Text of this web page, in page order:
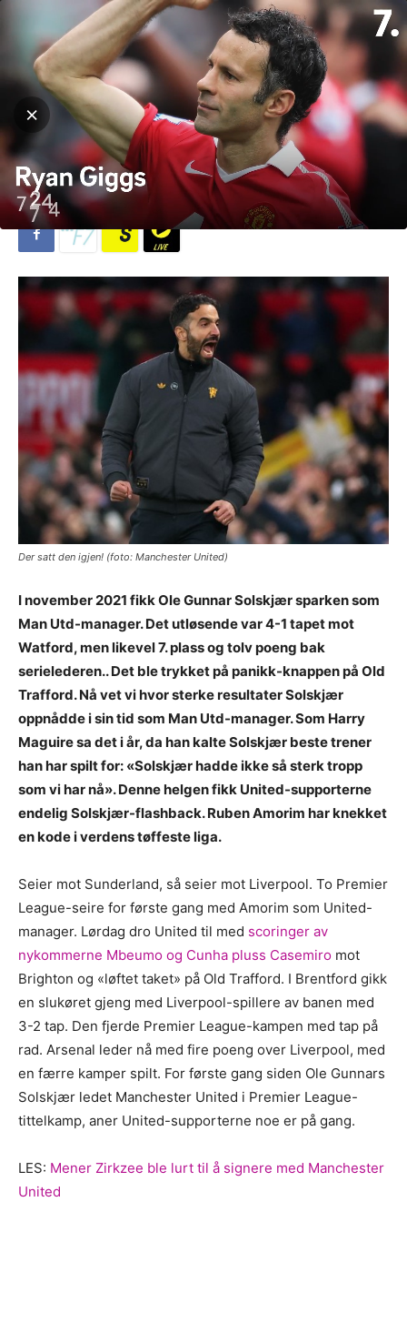
Hjem Fotball
Fotball Premier League Ukategorisert
Endelig kom Solskjær-
flashback!
Av T. Richardson - 26. oktober 2025 568
Der satt den igjen! (foto: Manchester United)
I november 2021 fikk Ole Gunnar Solskjær sparken som
Man Utd-manager. Det utløsende var 4-1 tapet mot
Watford, men likevel 7. plass og tolv poeng bak
serielederen.. Det ble trykket på panikk-knappen på Old
Trafford. Nå vet vi hvor sterke resultater Solskjær
oppnådde i sin tid som Man Utd-manager. Som Harry
Maguire sa det i år, da han kalte Solskjær beste trener
han har spilt for: «Solskjær hadde ikke så sterk tropp
som vi har nå». Denne helgen fikk United-supporterne
endelig Solskjær-flashback. Ruben Amorim har knekket
en kode i verdens tøffeste liga.
Seier mot Sunderland, så seier mot Liverpool. To Premier
League-seire for første gang med Amorim som United-
manager. Lørdag dro United til med scoringer av
nykommerne Mbeumo og Cunha pluss Casemiro mot
Brighton og «løftet taket» på Old Trafford. I Brentford gikk
en slukøret gjeng med Liverpool-spillere av banen med
3-2 tap. Den fjerde Premier League-kampen med tap på
rad. Arsenal leder nå med fire poeng over Liverpool, med
en færre kamper spilt. For første gang siden Ole Gunnars
Solskjær ledet Manchester United i Premier League-
tittelkamp, aner United-supporterne noe er på gang.
LES: Mener Zirkzee ble lurt til å signere med Manchester
United